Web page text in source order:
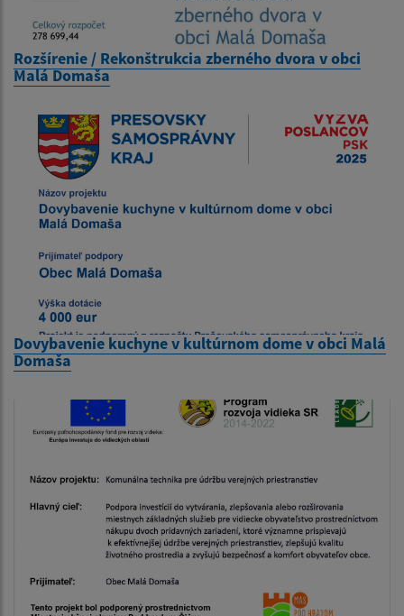
Rozšírenie / Rekonštrukcia zberného dvora v obci
Malá Domaša
Dovybavenie kuchyne v kultúrnom dome v obci Malá
Domaša